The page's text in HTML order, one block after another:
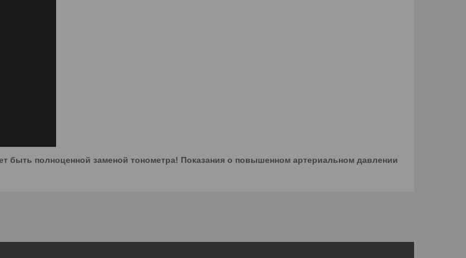
быть полноценной заменой тонометра! Показания о повышенном артериальном давлении